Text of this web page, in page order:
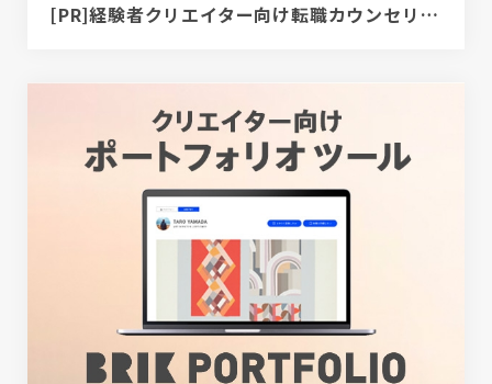
[PR]経験者クリエイター向け転職カウンセリング｜デザイナー / ディレクター / エンジニア